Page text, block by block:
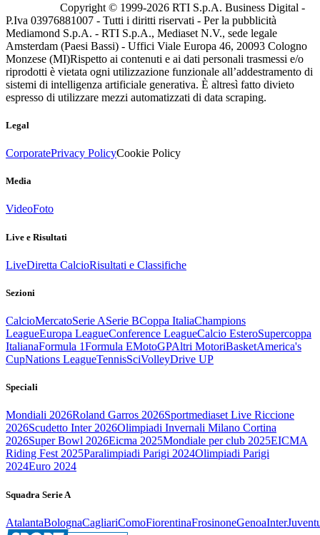
Copyright © 1999-2026 RTI S.p.A. Business Digital -
P.Iva 03976881007 - Tutti i diritti riservati - Per la pubblicità
Mediamond S.p.A. - RTI S.p.A., Mediaset N.V., sede legale
Amsterdam (Paesi Bassi) - Uffici Viale Europa 46, 20093 Cologno
Monzese (MI)Rispetto ai contenuti e ai dati personali trasmessi e/o
riprodotti è vietata ogni utilizzazione funzionale all’addestramento di
sistemi di intelligenza artificiale generativa. È altresì fatto divieto
espresso di utilizzare mezzi automatizzati di data scraping.
Legal
CorporatePrivacy PolicyCookie Policy
Media
VideoFoto
Live e Risultati
LiveDiretta CalcioRisultati e Classifiche
Sezioni
CalcioMercatoSerie ASerie BCoppa ItaliaChampions
LeagueEuropa LeagueConference LeagueCalcio EsteroSupercoppa
ItalianaFormula 1Formula EMotoGPAltri MotoriBasketAmerica's
CupNations LeagueTennisSciVolleyDrive UP
Speciali
Mondiali 2026Roland Garros 2026Sportmediaset Live Riccione
2026Scudetto Inter 2026Olimpiadi Invernali Milano Cortina
2026Super Bowl 2026Eicma 2025Mondiale per club 2025EICMA
Riding Fest 2025Paralimpiadi Parigi 2024Olimpiadi Parigi
2024Euro 2024
Squadra Serie A
AtalantaBolognaCagliariComoFiorentinaFrosinoneGenoaInter